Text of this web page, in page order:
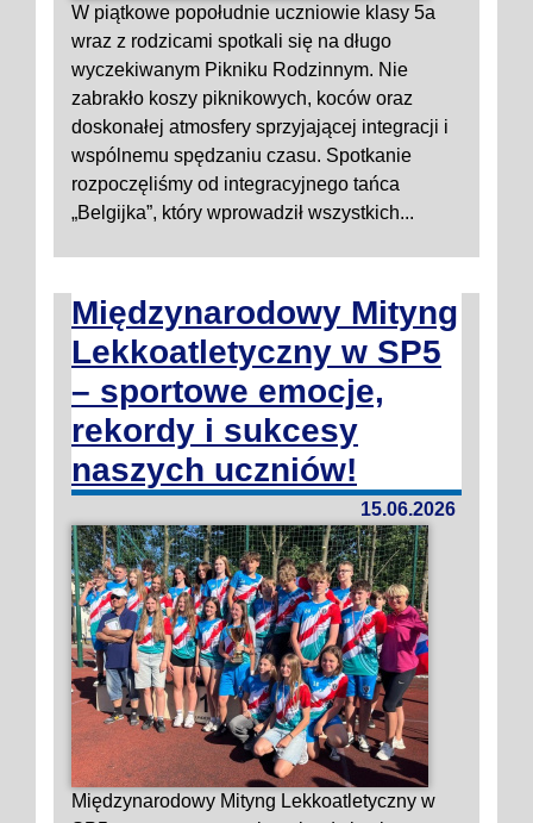
W piątkowe popołudnie uczniowie klasy 5a
wraz z rodzicami spotkali się na długo
wyczekiwanym Pikniku Rodzinnym. Nie
zabrakło koszy piknikowych, koców oraz
doskonałej atmosfery sprzyjającej integracji i
wspólnemu spędzaniu czasu. Spotkanie
rozpoczęliśmy od integracyjnego tańca
„Belgijka”, który wprowadził wszystkich...
Międzynarodowy Mityng
Lekkoatletyczny w SP5
– sportowe emocje,
rekordy i sukcesy
naszych uczniów!
15.06.2026
Międzynarodowy Mityng Lekkoatletyczny w